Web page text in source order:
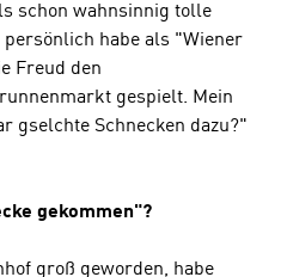
schon wahnsinnig tolle
persönlich habe als "Wiener
Freud den
gespielt. Mein
gselchte Schnecken dazu?"
gekommen"?
groß geworden, habe